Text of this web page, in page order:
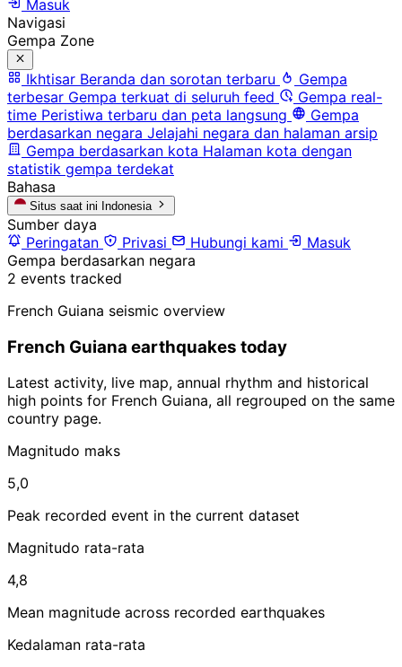
Masuk
Navigasi
Gempa Zone
Ikhtisar Beranda dan sorotan terbaru
Gempa
terbesar Gempa terkuat di seluruh feed
Gempa real-
time Peristiwa terbaru dan peta langsung
Gempa
berdasarkan negara Jelajahi negara dan halaman arsip
Gempa berdasarkan kota Halaman kota dengan
statistik gempa terdekat
Bahasa
Situs saat ini Indonesia
Sumber daya
Peringatan
Privasi Hubungi kami
Masuk
Gempa berdasarkan negara
2 events tracked
French Guiana seismic overview
French Guiana earthquakes today
Latest activity, live map, annual rhythm and historical
high points for French Guiana, all regrouped on the same
country page.
Magnitudo maks
5,0
Peak recorded event in the current dataset
Magnitudo rata-rata
4,8
Mean magnitude across recorded earthquakes
Kedalaman rata-rata